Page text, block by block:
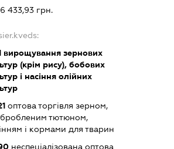
433,93 грн.
вирощування зернових
(крім рису), бобових
і насіння олійних
оптова торгівля зерном,
тютюном,
і кормами для тварин
неспеціалізована оптова